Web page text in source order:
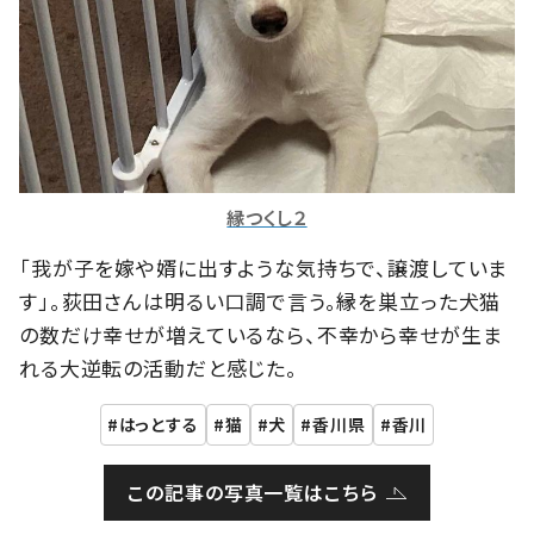
縁つくし２
「我が子を嫁や婿に出すような気持ちで、譲渡していま
す」。荻田さんは明るい口調で言う。縁を巣立った犬猫
の数だけ幸せが増えているなら、不幸から幸せが生ま
れる大逆転の活動だと感じた。
はっとする 猫 犬 香川県 香川
この記事の写真一覧はこちら